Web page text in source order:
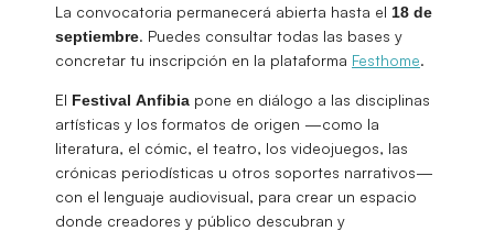
La convocatoria permanecerá abierta hasta el 18 de
septiembre. Puedes consultar todas las bases y
concretar tu inscripción en la plataforma Festhome.
El Festival Anfibia pone en diálogo a las disciplinas
artísticas y los formatos de origen —como la
literatura, el cómic, el teatro, los videojuegos, las
crónicas periodísticas u otros soportes narrativos—
con el lenguaje audiovisual, para crear un espacio
donde creadores y público descubran y